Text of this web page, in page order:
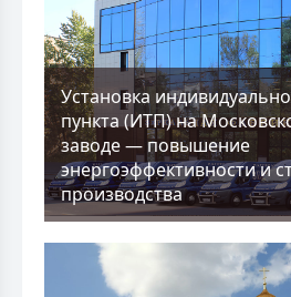
Установка
пункта (ИТП) на
заводе — повышение
энергоэффективности и
производства